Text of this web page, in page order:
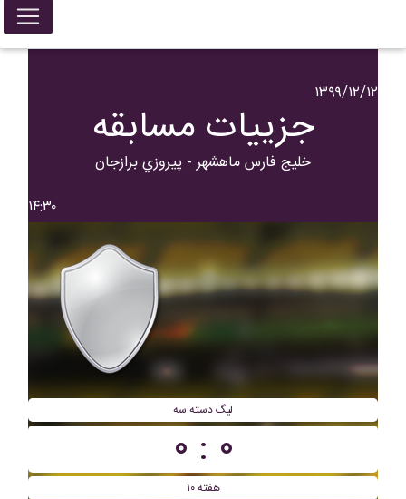
۱۳۹۹/۱۲/۱۲
جزییات مسابقه
خلیج فارس ماهشهر - پيروزي برازجان
۱۴:۳۰
ليگ دسته سه
۰ : ۰
هفته ۱۰